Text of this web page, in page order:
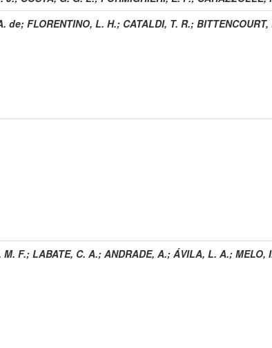
de; FLORENTINO, L. H.; CATALDI, T. R.;
M. F.; LABATE, C. A.; ANDRADE, A.; ÁVILA, L. A.; MELO,